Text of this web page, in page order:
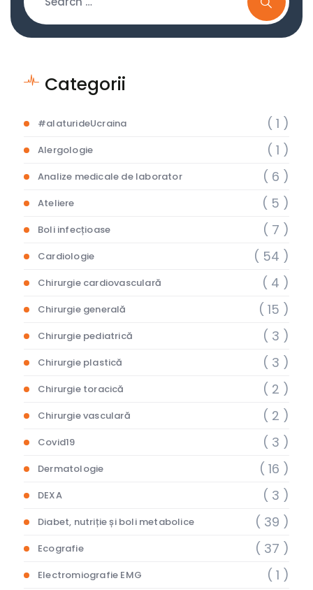
Categorii
#alaturideUcraina ( 1 )
Alergologie ( 1 )
Analize medicale de laborator ( 6 )
Ateliere ( 5 )
Boli infecțioase ( 7 )
Cardiologie ( 54 )
Chirurgie cardiovasculară ( 4 )
Chirurgie generală ( 15 )
Chirurgie pediatrică ( 3 )
Chirurgie plastică ( 3 )
Chirurgie toracică ( 2 )
Chirurgie vasculară ( 2 )
Covid19 ( 3 )
Dermatologie ( 16 )
DEXA ( 3 )
Diabet, nutriție și boli metabolice ( 39 )
Ecografie ( 37 )
Electromiografie EMG ( 1 )